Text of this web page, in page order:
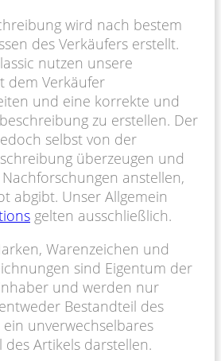
wird nach bestem
des Verkäufers erstellt.
nutzen unsere
dem Verkäufer
und eine korrekte und
zu erstellen. Der
selbst von der
überzeugen und
anstellen,
abgibt. Unser Allgemein
gelten ausschließlich.
Warenzeichen und
sind Eigentum der
und werden nur
Bestandteil des
unverwechselbares
Artikels darstellen.